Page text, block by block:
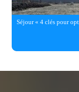
Séjour « 4 clés pour